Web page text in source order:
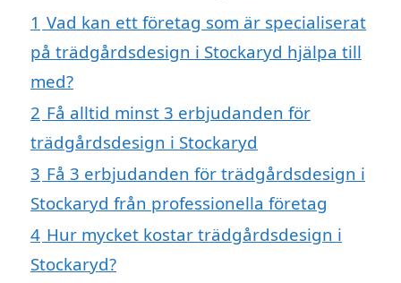
1 Vad kan ett företag som är specialiserat
på trädgårdsdesign i Stockaryd hjälpa till
med?
2 Få alltid minst 3 erbjudanden för
trädgårdsdesign i Stockaryd
3 Få 3 erbjudanden för trädgårdsdesign i
Stockaryd från professionella företag
4 Hur mycket kostar trädgårdsdesign i
Stockaryd?